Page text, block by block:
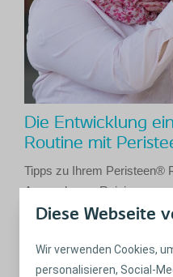
Diese Webseite
Wir verwenden Cookies,
personalisieren, Social-
Die Entwicklung
Routine mit
Tipps zu Ihrem Peristeen®
Anwendung – Reinigung.